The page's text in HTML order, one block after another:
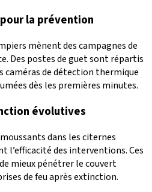
la prévention
mènent des campagnes de
Des postes de guet sont répartis
caméras de détection thermique
dès les premières minutes.
évolutives
dans les citernes
l’efficacité des interventions. Ces
mieux pénétrer le couvert
de feu après extinction.